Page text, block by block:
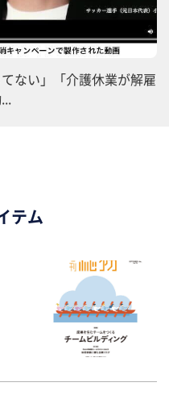
ない」「介護休業が解雇
テム